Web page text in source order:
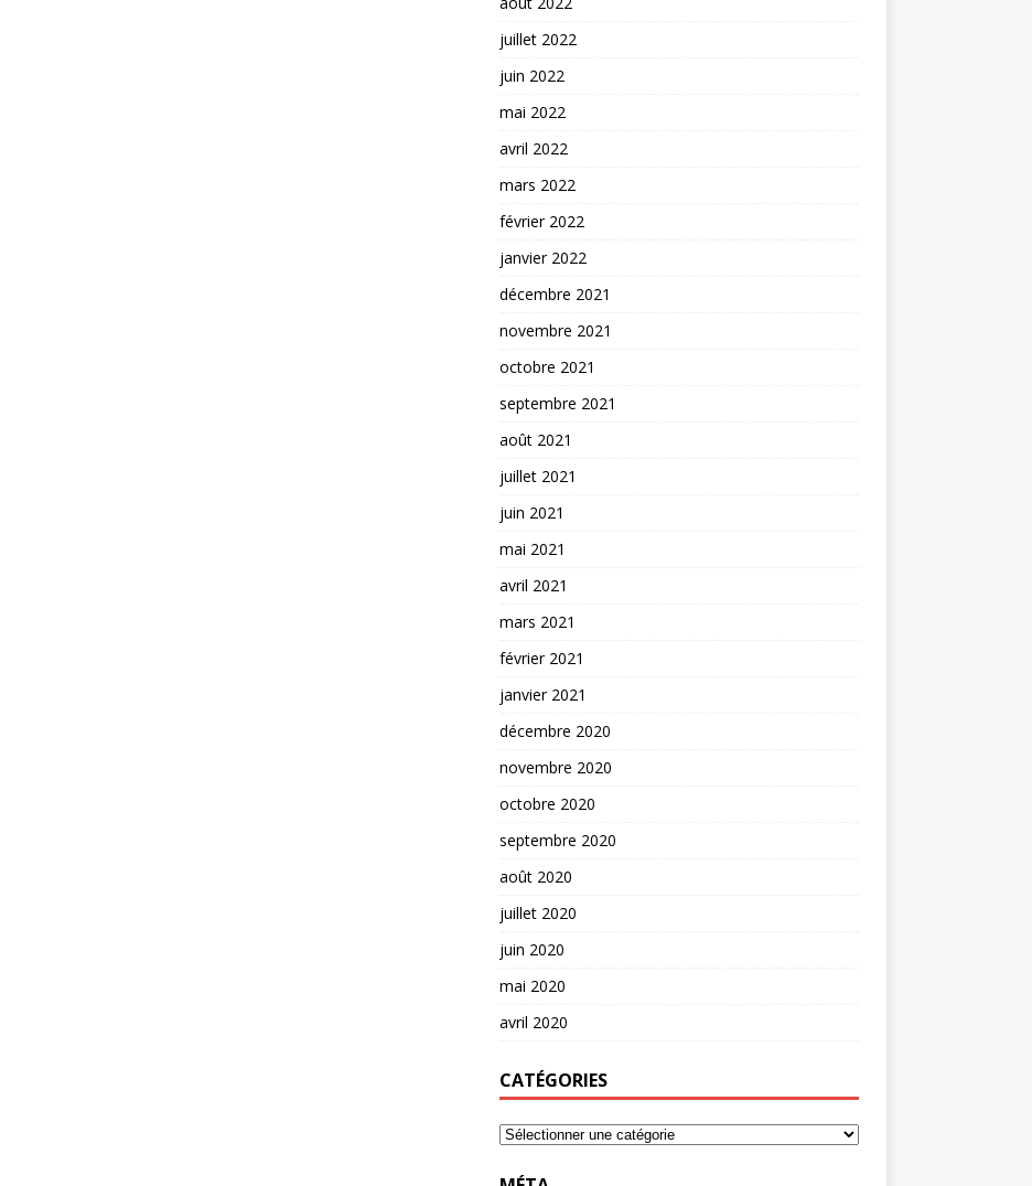
juillet 2022
juin 2022
mai 2022
avril 2022
mars 2022
février 2022
janvier 2022
décembre 2021
novembre 2021
octobre 2021
septembre 2021
août 2021
juillet 2021
juin 2021
mai 2021
avril 2021
mars 2021
février 2021
janvier 2021
décembre 2020
novembre 2020
octobre 2020
septembre 2020
août 2020
juillet 2020
juin 2020
mai 2020
avril 2020
CATÉGORIES